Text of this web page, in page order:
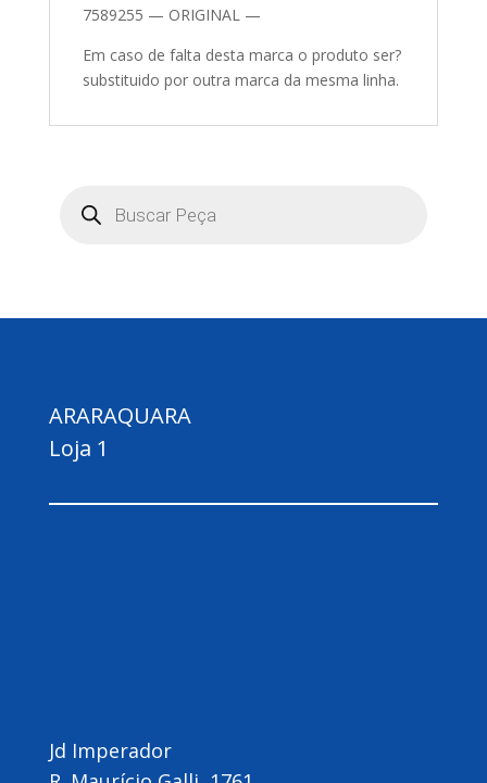
7589255 — ORIGINAL —
Em caso de falta desta marca o produto ser? substituido por outra marca da mesma linha.
produtos
ARARAQUARA
Loja 1
Jd Imperador